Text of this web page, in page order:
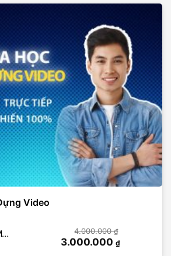
Video
4.000.000₫
3.000.000₫